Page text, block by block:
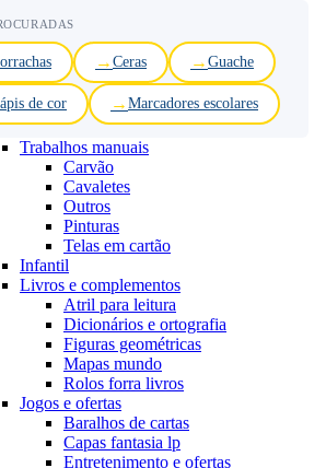
Ceras Guache
de cor Marcadores escolares
Trabalhos manuais
Carvão
Cavaletes
Outros
Pinturas
Telas em cartão
Infantil
Livros e complementos
Atril para leitura
Dicionários e ortografia
Figuras geométricas
Mapas mundo
Rolos forra livros
Jogos e ofertas
Baralhos de cartas
Capas fantasia lp
Entretenimento e ofertas